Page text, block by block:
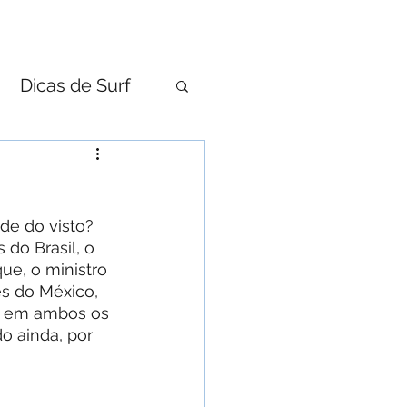
Dicas de Surf
do visto?
do Brasil, o
o ministro
do México,
ambos os
ainda, por